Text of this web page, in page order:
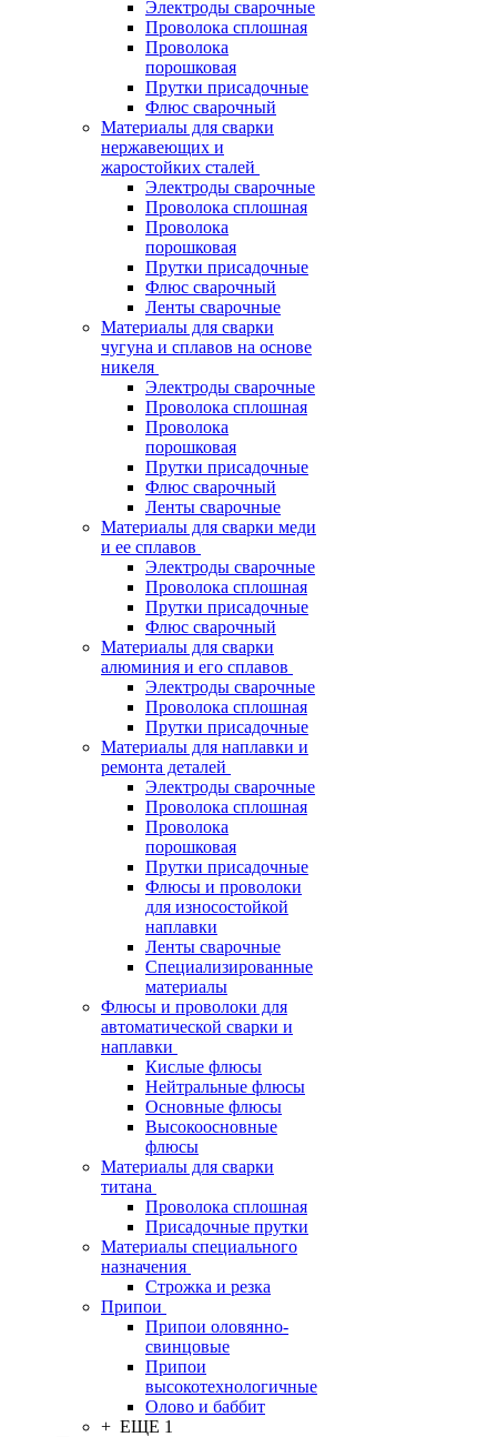
Электроды сварочные
Проволока сплошная
Проволока
порошковая
Прутки присадочные
Флюс сварочный
Материалы для сварки
нержавеющих и
жаростойких сталей
Электроды сварочные
Проволока сплошная
Проволока
порошковая
Прутки присадочные
Флюс сварочный
Ленты сварочные
Материалы для сварки
чугуна и сплавов на основе
никеля
Электроды сварочные
Проволока сплошная
Проволока
порошковая
Прутки присадочные
Флюс сварочный
Ленты сварочные
Материалы для сварки меди
и ее сплавов
Электроды сварочные
Проволока сплошная
Прутки присадочные
Флюс сварочный
Материалы для сварки
алюминия и его сплавов
Электроды сварочные
Проволока сплошная
Прутки присадочные
Материалы для наплавки и
ремонта деталей
Электроды сварочные
Проволока сплошная
Проволока
порошковая
Прутки присадочные
Флюсы и проволоки
для износостойкой
наплавки
Ленты сварочные
Специализированные
материалы
Флюсы и проволоки для
автоматической сварки и
наплавки
Кислые флюсы
Нейтральные флюсы
Основные флюсы
Высокоосновные
флюсы
Материалы для сварки
титана
Проволока сплошная
Присадочные прутки
Материалы специального
назначения
Строжка и резка
Припои
Припои оловянно-
свинцовые
Припои
высокотехнологичные
Олово и баббит
+ ЕЩЕ 1